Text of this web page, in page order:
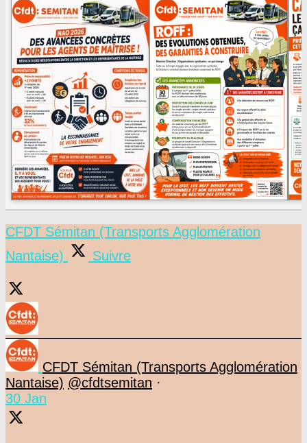
CFDT Sémitan (Transports Agglomération
Nantaise)
Suivre
CFDT Sémitan (Transports Agglomération
Nantaise) @cfdtsemitan ·
30 Jan